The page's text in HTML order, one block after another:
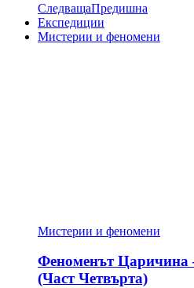
СледващаПредишна
Експедиции
Мистерии и феномени
Мистерии и феномени
Феноменът Царичина
(Част Четвърта)